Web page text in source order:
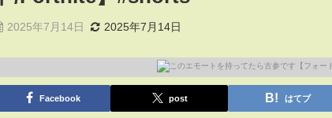
2025年7月14日 2025年7月14日
Facebook post はてブ